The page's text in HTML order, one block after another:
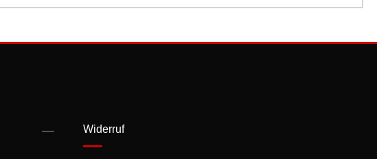
Widerruf